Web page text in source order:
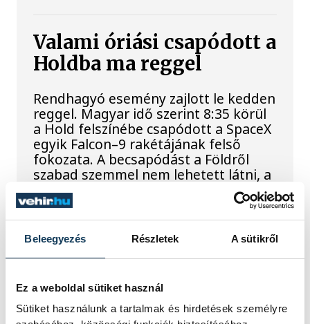
Beleegyezés Részletek A sütikről
Ez a weboldal sütiket használ
Sütiket használunk a tartalmak és hirdetések személyre
Valami óriási csapódott a
Holdba ma reggel
Rendhagyó esemény zajlott le kedden
reggel. Magyar idő szerint 8:35 körül
a Hold felszínébe csapódott a SpaceX
egyik Falcon–9 rakétájának felső
fokozata. A becsapódást a Földről
szabad szemmel nem lehetett látni, a
szakemberek azonban távcsövekkel
figyelték az eseményt.
Rekordok Európában –
Magyarország a
legforróbb, Angliában